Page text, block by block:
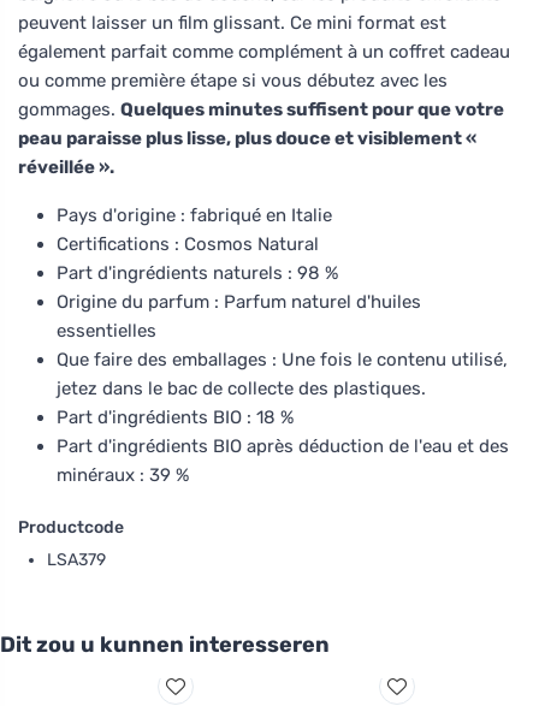
peuvent laisser un film glissant. Ce mini format est
également parfait comme complément à un coffret cadeau
ou comme première étape si vous débutez avec les
gommages. Quelques minutes suffisent pour que votre
peau paraisse plus lisse, plus douce et visiblement «
réveillée ».
Pays d'origine : fabriqué en Italie
Certifications : Cosmos Natural
Part d'ingrédients naturels : 98 %
Origine du parfum : Parfum naturel d'huiles
essentielles
Que faire des emballages : Une fois le contenu utilisé,
jetez dans le bac de collecte des plastiques.
Part d'ingrédients BIO : 18 %
Part d'ingrédients BIO après déduction de l'eau et des
minéraux : 39 %
Productcode
LSA379
Dit zou u kunnen interesseren